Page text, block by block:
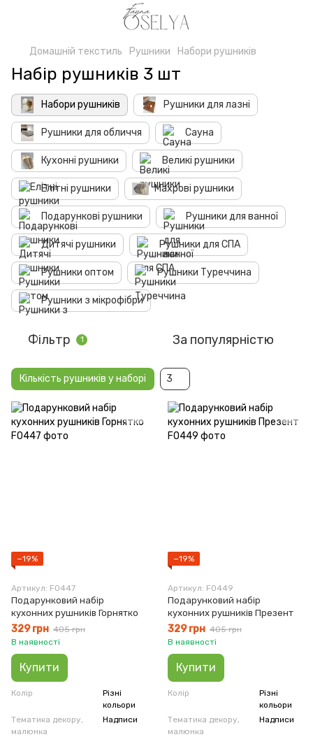
Домашній текстиль Рушники Набори рушників
Набір рушників 3 шт
Набори рушників Рушники для лазні
Рушники для обличчя Сауна
Кухонні рушники Великі рушники
Елітні рушники Махрові рушники
Подарункові рушники Рушники для ванної
Дитячі рушники Рушники для СПА
Рушники оптом Рушники Туреччина
Рушники з мікрофібри
Фільтр 1 За популярністю
Кількість рушників у наборі 3
−19%
Артикул: F0447
Подарунковий набір
кухонних рушників Горнятко
329 грн 405 грн
В наявності
Купити
Колір
Різні
кольори
Тематика декору,
малюнка
Надписи
−19%
Артикул: F0449
Подарунковий набір
кухонних рушників Презент
329 грн 405 грн
В наявності
Купити
Колір
Різні
кольори
Тематика декору,
малюнка
Надписи